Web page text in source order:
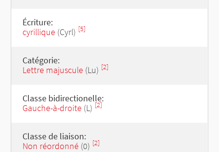
Écriture:
cyrillique (Cyrl) [5]
Catégorie:
Lettre majuscule (Lu) [2]
Classe bidirectionelle:
Gauche-à-droite (L) [2]
Classe de liaison:
Non réordonné (0) [2]